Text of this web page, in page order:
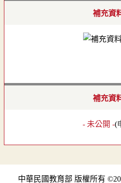
補充資
補充資
- 未公開 -(
中華民國教育部 版權所有